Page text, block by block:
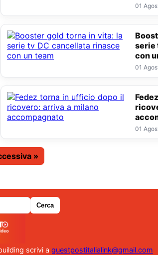
01
Booster gold torna in vita: la
serie
con
01
Fedez torna in ufficio dopo il
01
»
scrivi a guestpostitalialink@gmail.com